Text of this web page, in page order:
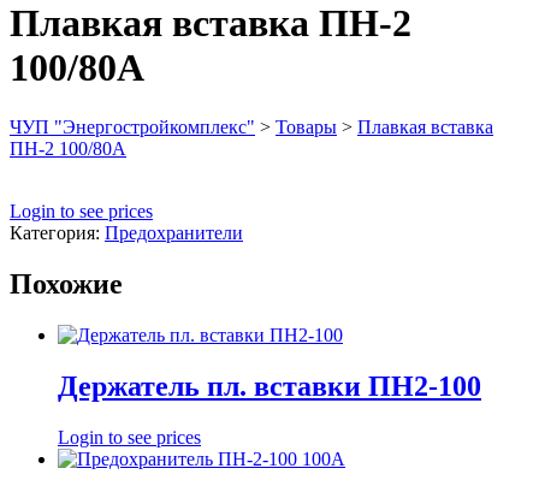
Плавкая вставка ПН-2
100/80А
ЧУП "Энергостройкомплекс" > Товары > Плавкая вставка
ПН-2 100/80А
Login to see prices
Категория: Предохранители
Похожие
Держатель пл. вставки ПН2-100
Login to see prices